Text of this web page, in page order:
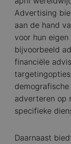
Advertising
aan de hand
voor hun
bijvoorbeeld
financiële
adverteren op
specifieke
Daarnaast